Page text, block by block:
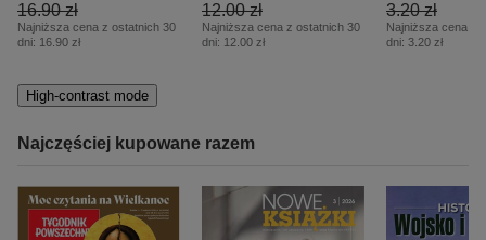
16.90 zł
Najniższa cena z ostatnich 30
dni: 16.90 zł
12.00 zł
Najniższa cena z ostatnich 30
dni: 12.00 zł
3.20 zł
Najniższa cena z
dni: 3.20 zł
High-contrast mode
Najczęściej kupowane razem